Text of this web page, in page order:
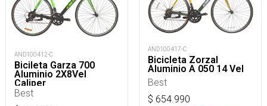
AND100412-C
Bicileta Garza 700
Aluminio 2X8Vel
Caliper
Best
AND100417-C
Bicicleta Zorzal
Aluminio A 050 14 Vel
Best
$ 654.990